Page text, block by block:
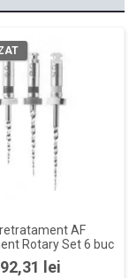
AF
Rotary Set 6 buc
Pret
92,31 lei